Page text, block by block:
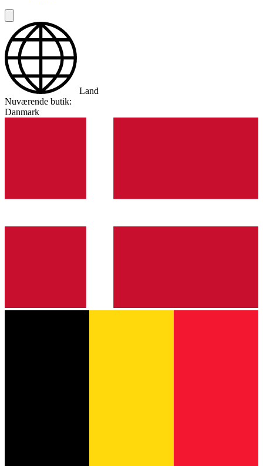
Land
Nuværende butik:
Danmark